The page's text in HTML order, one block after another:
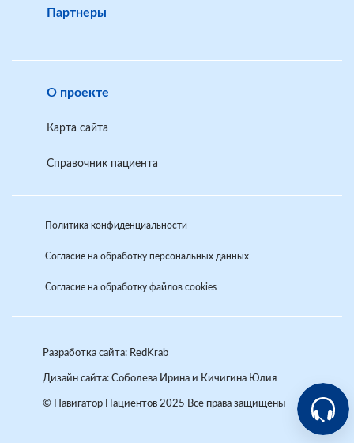
Партнеры
О проекте
Карта сайта
Справочник пациента
Разработка сайта: RedKrab
Дизайн сайта: Соболева Ирина и Кичигина Юлия
© Навигатор Пациентов 2025 Все права защищены
Политика конфиденциальности
Согласие на обработку персональных данных
Согласие на обработку файлов cookies
Help-VSP